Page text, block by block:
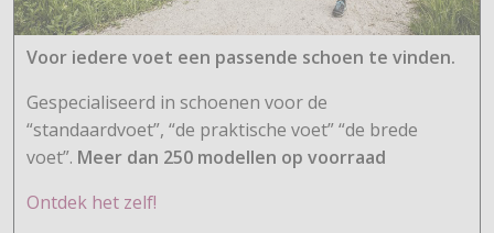
Voor iedere voet een passende schoen te vinden.
Gespecialiseerd in schoenen voor de
“standaardvoet”, “de praktische voet” “de brede
voet”. Meer dan 250 modellen op voorraad
Ontdek het zelf!